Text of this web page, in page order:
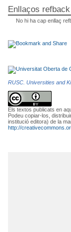
Enllaços refback
No hi ha cap enllaç
RUSC. Universities and
Els textos publicats en
Podeu copiar-los,
institució editora) de la
http://